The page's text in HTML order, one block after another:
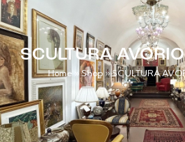
SCULTURA
Home »Shop»SCULTURA